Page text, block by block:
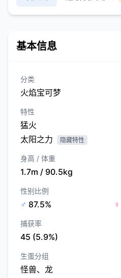
基本信息
分类
火焰宝可梦
特性
猛火
太阳之力
隐藏特性
身高 / 体重
1.7m / 90.5kg
性别比例
♂ 87.5% ♀
捕获率
45 (5.9%)
生蛋分组
怪兽、龙